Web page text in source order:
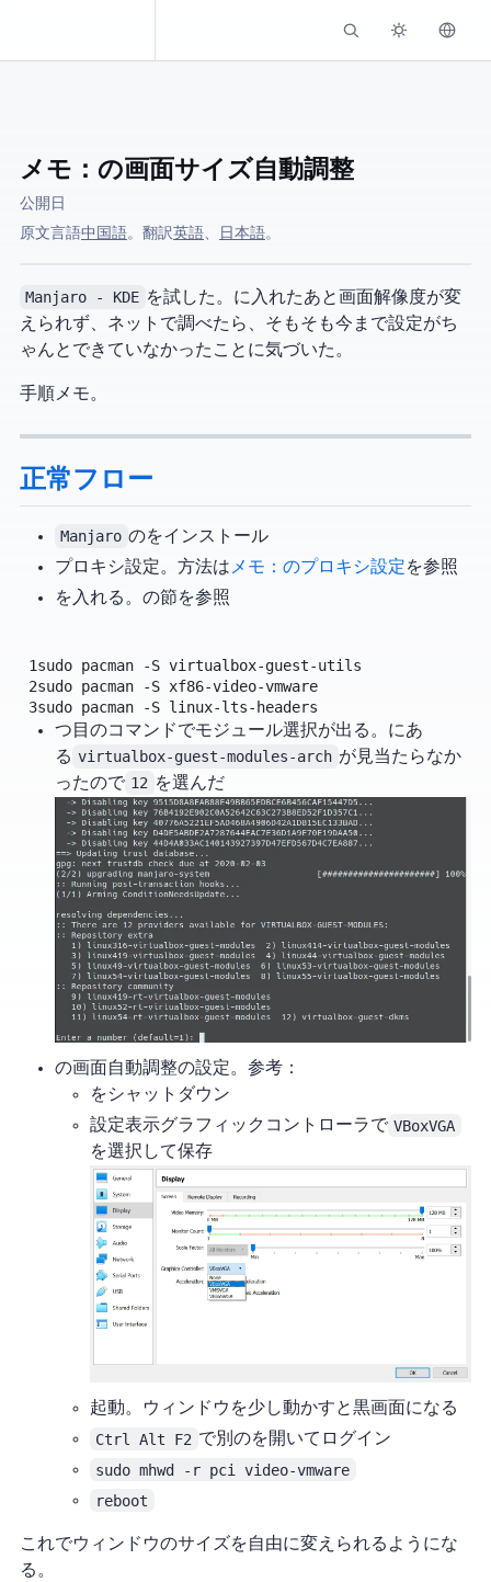
メモ：VirtualBoxの画面サイズ自動調整
公開日
原文言語:中国語。 AI翻訳:英語、 日本語。
Manjaro - KDE を試した。VMに入れたあと画面解像度が変
えられず、ネットで調べたら、そもそも今まで設定がち
ゃんとできていなかったことに気づいた。
手順メモ。
正常フロー
Manjaro のVMをインストール
プロキシ設定。方法はメモ：Linuxのプロキシ設定を参照
VirtualBox Guest Additions を入れる。 の節を参照
1sudo pacman -S virtualbox-guest-utils
2sudo pacman -S xf86-video-vmware
3sudo pacman -S linux-lts-headers
1つ目のコマンドでモジュール選択が出る。Wikiにあ
る virtualbox-guest-modules-arch が見当たらなか
ったので 12 を選んだ
VirtualBoxの画面自動調整の設定。参考：
VMをシャットダウン
VM設定 -> 表示 -> グラフィックコントローラで VBoxVGA
を選択して保存
VM起動。ウィンドウを少し動かすと黒画面になる
Ctrl Alt F2 で別のttyを開いてログイン
sudo mhwd -r pci video-vmware
reboot
これでVMウィンドウのサイズを自由に変えられるようにな
る。